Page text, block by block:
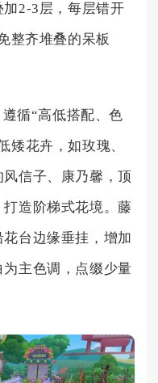
2-3层，每层错开
整齐堆叠的呆板
循“高低搭配、色
矮花卉，如玫瑰、
信子、康乃馨，顶
造阶梯式花境。藤
台边缘垂挂，增加
主色调，点缀少量